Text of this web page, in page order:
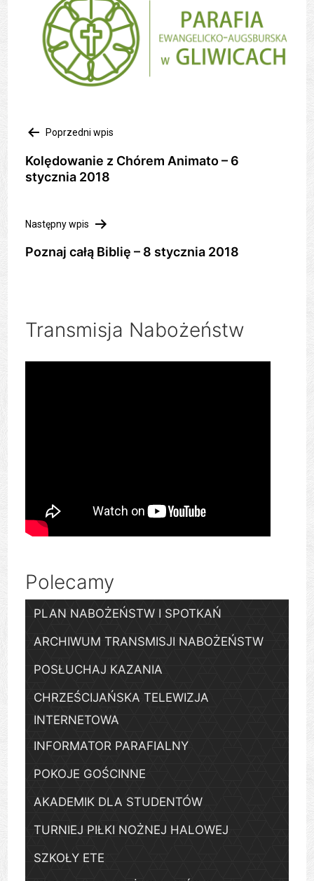
Nawigacja
wpisu
Poprzedni wpis
Kolędowanie z Chórem Animato – 6
stycznia 2018
Następny wpis
Poznaj całą Biblię – 8 stycznia 2018
Transmisja Nabożeństw
Polecamy
PLAN NABOŻEŃSTW I SPOTKAŃ
ARCHIWUM TRANSMISJI NABOŻEŃSTW
POSŁUCHAJ KAZANIA
CHRZEŚCIJAŃSKA TELEWIZJA
INTERNETOWA
INFORMATOR PARAFIALNY
POKOJE GOŚCINNE
AKADEMIK DLA STUDENTÓW
TURNIEJ PIŁKI NOŻNEJ HALOWEJ
SZKOŁY ETE